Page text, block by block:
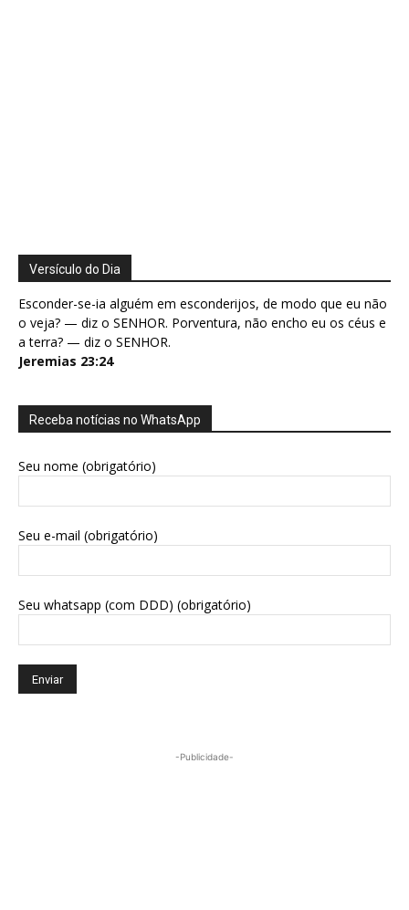
Versículo do Dia
Esconder-se-ia alguém em esconderijos, de modo que eu não
o veja? — diz o SENHOR. Porventura, não encho eu os céus e
a terra? — diz o SENHOR.
Jeremias 23:24
Receba notícias no WhatsApp
Seu nome (obrigatório)
Seu e-mail (obrigatório)
Seu whatsapp (com DDD) (obrigatório)
-Publicidade-